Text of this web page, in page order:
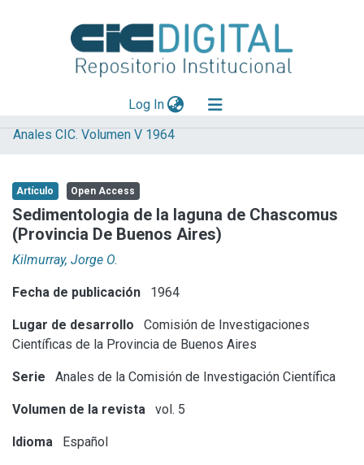
Log In(current)
Explorar
Aportar material
Statistics
Anales CIC. Volumen V 1964
Artículo Open Access
Sedimentologia de la laguna de Chascomus
(Provincia De Buenos Aires)
Kilmurray, Jorge O.
Fecha de publicación 1964
Lugar de desarrollo
Comisión de Investigaciones
Científicas de la Provincia de Buenos Aires
Serie Anales de la Comisión de Investigación Científica
Volumen de la revista vol. 5
Idioma Español